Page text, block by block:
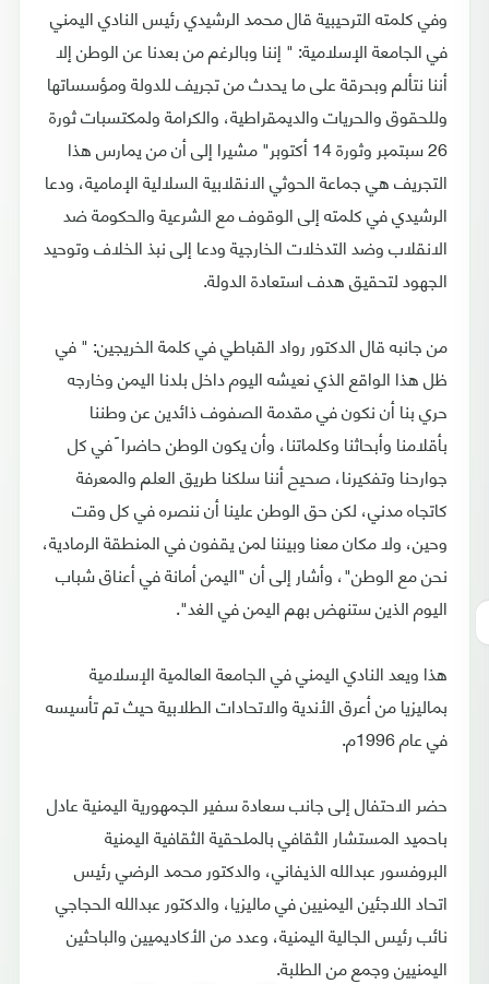
وفي كلمته الترحيبية قال محمد الرشيدي رئيس النادي اليمني
في الجامعة الإسلامية: " إننا وبالرغم من بعدنا عن الوطن إلا
أننا نتألم وبحرقة على ما يحدث من تجريف للدولة ومؤسساتها
وللحقوق والحريات والديمقراطية، والكرامة ولمكتسبات ثورة
26 سبتمبر وثورة 14 أكتوبر" مشيرا إلى أن من يمارس هذا
التجريف هي جماعة الحوثي الانقلابية السلالية الإمامية، ودعا
الرشيدي في كلمته إلى الوقوف مع الشرعية والحكومة ضد
الانقلاب وضد التدخلات الخارجية ودعا إلى نبذ الخلاف وتوحيد
الجهود لتحقيق هدف استعادة الدولة.
من جانبه قال الدكتور رواد القباطي في كلمة الخريجين: " في
ظل هذا الواقع الذي نعيشه اليوم داخل بلدنا اليمن وخارجه
حري بنا أن نكون في مقدمة الصفوف ذائدين عن وطننا
بأقلامنا وأبحاثنا وكلماتنا، وأن يكون الوطن حاضرا ً في كل
جوارحنا وتفكيرنا، صحيح أننا سلكنا طريق العلم والمعرفة
كاتجاه مدني، لكن حق الوطن علينا أن ننصره في كل وقت
وحين، ولا مكان معنا وبيننا لمن يقفون في المنطقة الرمادية،
نحن مع الوطن"، وأشار إلى أن "اليمن أمانة في أعناق شباب
اليوم الذين ستنهض بهم اليمن في الغد".
هذا ويعد النادي اليمني في الجامعة العالمية الإسلامية
بماليزيا من أعرق الأندية والاتحادات الطلابية حيث تم تأسيسه
في عام 1996م.
حضر الاحتفال إلى جانب سعادة سفير الجمهورية اليمنية عادل
باحميد المستشار الثقافي بالملحقية الثقافية اليمنية
البروفسور عبدالله الذيفاني، والدكتور محمد الرضي رئيس
اتحاد اللاجئين اليمنيين في ماليزيا، والدكتور عبدالله الحجاجي
نائب رئيس الجالية اليمنية، وعدد من الأكاديميين والباحثين
اليمنيين وجمع من الطلبة.